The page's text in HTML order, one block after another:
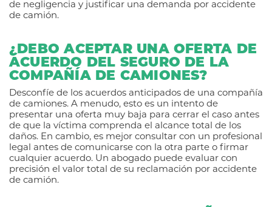
de negligencia y justificar una demanda por accidente
de camión.
¿DEBO ACEPTAR UNA OFERTA DE
ACUERDO DEL SEGURO DE LA
COMPAÑÍA DE CAMIONES?
Desconfíe de los acuerdos anticipados de una compañía
de camiones. A menudo, esto es un intento de
presentar una oferta muy baja para cerrar el caso antes
de que la víctima comprenda el alcance total de los
daños. En cambio, es mejor consultar con un profesional
legal antes de comunicarse con la otra parte o firmar
cualquier acuerdo. Un abogado puede evaluar con
precisión el valor total de su reclamación por accidente
de camión.